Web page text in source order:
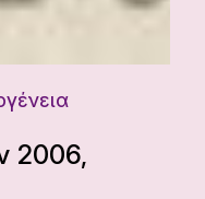
2006,